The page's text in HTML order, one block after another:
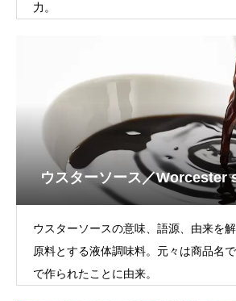
力。
ウスターソース／Worcester
ウスターソースの意味、語源、由来を
原料とする液体調味料。元々は商品名
で作られたことに由来。